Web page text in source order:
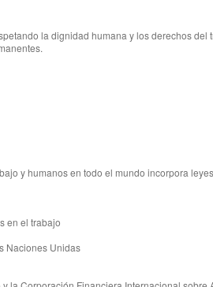
la dignidad humana y los derechos
y humanos en todo el mundo incorpora
en el trabajo
Naciones Unidas